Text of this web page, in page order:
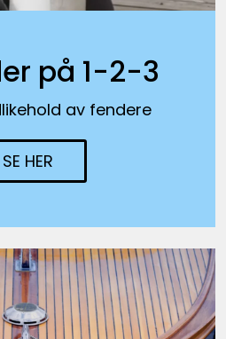
på 1-2-3
av fendere
SE HER